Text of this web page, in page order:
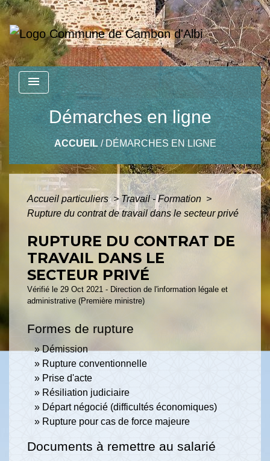
menu
Démarches en ligne
ACCUEIL/DÉMARCHES EN LIGNE
Accueil particuliers> Travail - Formation >
Rupture du contrat de travail dans le secteur privé
RUPTURE DU CONTRAT DE
TRAVAIL DANS LE
SECTEUR PRIVÉ
Vérifié le 29 Oct 2021 - Direction de l'information légale et
administrative (Première ministre)
Formes de rupture
Démission
Rupture conventionnelle
Prise d'acte
Résiliation judiciaire
Départ négocié (difficultés économiques)
Rupture pour cas de force majeure
Documents à remettre au salarié